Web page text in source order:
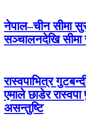
नेपाल–चीन सीमा
सञ्चालनदेखि सीमा
रास्वपाभित्र
एमाले छाडेर
असन्तुष्टि